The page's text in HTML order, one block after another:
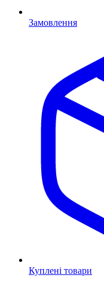
Замовлення
Куплені товари